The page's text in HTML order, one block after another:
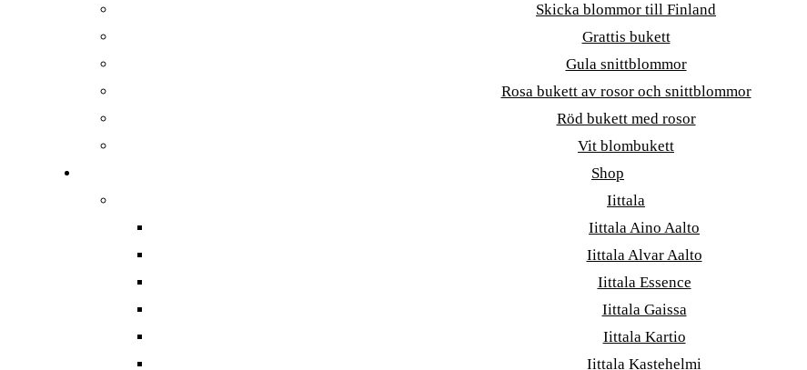
Skicka blommor till Finland
Grattis bukett
Gula snittblommor
Rosa bukett av rosor och snittblommor
Röd bukett med rosor
Vit blombukett
Shop
Iittala
Iittala Aino Aalto
Iittala Alvar Aalto
Iittala Essence
Iittala Gaissa
Iittala Kartio
Iittala Kastehelmi